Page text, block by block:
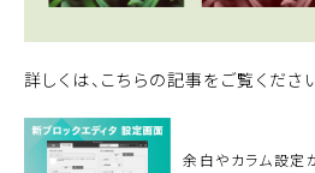
詳しくは、こちらの記事をご覧ください
余白やカラム設定